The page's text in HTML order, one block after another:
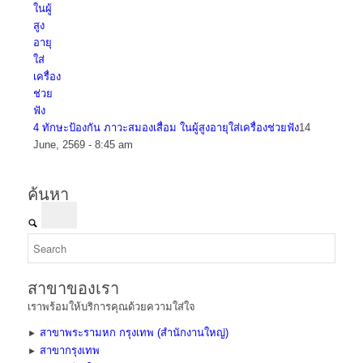
4 ทักษะป้องกัน ภาวะสมองเสื่อม ในผู้สูงอายุใส่เครื่องช่วยฟัง14
June, 2569 - 8:45 am
ค้นหา
สาขาของเรา
เราพร้อมให้บริการคุณด้วยความใส่ใจ
► สาขาพระรามหก กรุงเทพ (สำนักงานใหญ่)
► สาขากรุงเทพ